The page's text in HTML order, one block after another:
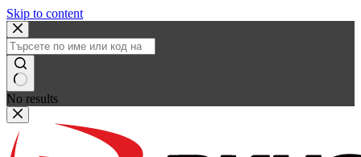
Skip to content
No results